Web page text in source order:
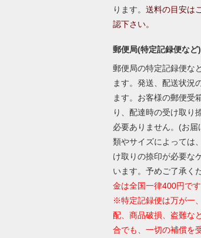
ります。 送料の目安は
認下さい。
郵便局(特定記録便など)
郵便局の特定記録便な
ます。発送、配送状況
ます。お客様の郵便受
り、配達時の受け取り
必要ありません。(お届
類やサイズによっては
け取りの捺印が必要な
います。予めご了承く
金は全国一律400円です
※特定記録便は万が一
配、商品破損、盗難な
合でも、一切の補償を